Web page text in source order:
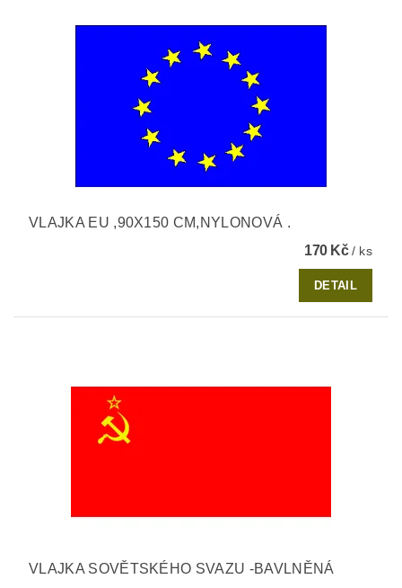
VLAJKA EU ,90X150 CM,NYLONOVÁ .
170 Kč/ ks
DETAIL
VLAJKA SOVĚTSKÉHO SVAZU -BAVLNĚNÁ